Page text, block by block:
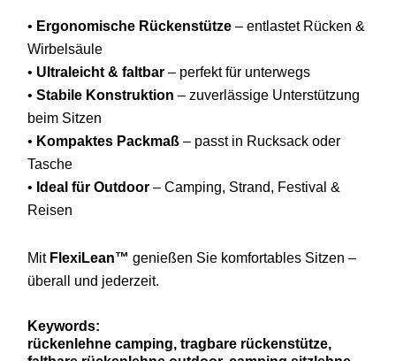
• Ergonomische Rückenstütze – entlastet Rücken &
Wirbelsäule
• Ultraleicht & faltbar – perfektfür unterwegs
• Stabile Konstruktion – zuverlässige Unterstützung
beim Sitzen
• Kompaktes Packmaß – passt in Rucksack oder
Tasche
• Ideal für Outdoor – Camping, Strand, Festival &
Reisen
Mit FlexiLean™ genießen Sie komfortables Sitzen –
überall und jederzeit.
Keywords:
rückenlehne camping, tragbare rückenstütze,